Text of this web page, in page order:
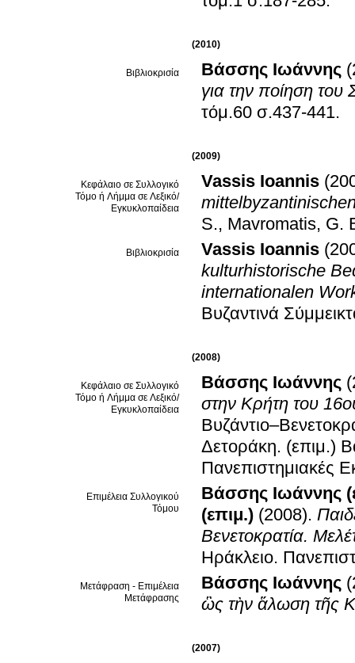
(2010)
Βιβλιοκρισία Βάσσης Ιωάννης
για την ποίηση
τόμ.60 σ.437-441.
(2009)
Κεφάλαιο σε Συλλογικό
Τόμο ή Λήμμα σε Λεξικό/
Εγκυκλοπαίδεια
Vassis Ioannis
S., Mavromatis, G.
Βιβλιοκρισία Vassis Ioannis
kulturhistorische
internationalen
Βυζαντινά
(2008)
Κεφάλαιο σε Συλλογικό
Τόμο ή Λήμμα σε Λεξικό/
Εγκυκλοπαίδεια
Βάσσης Ιωάννης
στην Κρήτη του
Δετοράκη. (επιμ.)
Πανεπιστημιακές
Επιμέλεια Συλλογικού
Τόμου
Βάσσης Ιωάννης
(επιμ.) (2008).
Βενετοκρατία.
Ηράκλειο.
Μετάφραση - Επιμέλεια
Μετάφρασης
Βάσσης Ιωάννης
ὣς τὴν ἅλωση τῆς
(2007)